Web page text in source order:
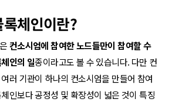
체인이란?
컨소시엄에 참여한 노드들만이 참여할 수
인의 일종이라고도 볼 수 있습니다. 다만 컨
러 기관이 하나의 컨소시엄을 만들어 참여
인보다 공정성 및 확장성이 넓은 것이 특징